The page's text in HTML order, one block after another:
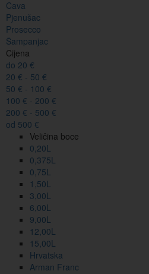
Cava
Pjenušac
Prosecco
Šampanjac
Cijena
do 20 €
20 € - 50 €
50 € - 100 €
100 € - 200 €
200 € - 500 €
od 500 €
Veličina boce
0,20L
0,375L
0,75L
1,50L
3,00L
6,00L
9,00L
12,00L
15,00L
Hrvatska
Arman Franc